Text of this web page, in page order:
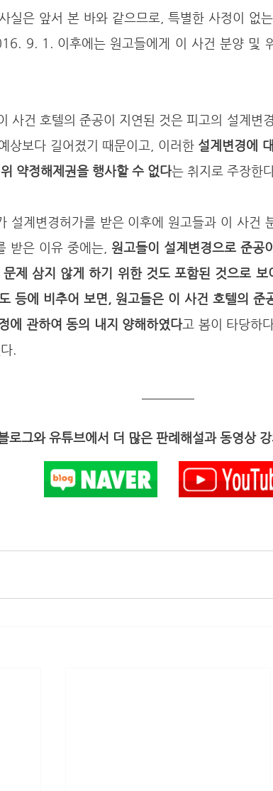
실은 앞서 본 바와 같으므로, 특별한 사정이 없
9. 1. 이후에는 원고들에게 이 사건 분양 및
상보다 길어졌기 때문이고, 이러한 설계변경에
약정해제권을 행사할 수 없다는 취지로 주장한
받은 이유 중에는, 원고들이 설계변경으로 준공
제 삼지 않게 하기 위한 것도 포함된 것으로
등에 비추어 보면, 원고들은 이 사건 호텔의 준
에 관하여 동의 내지 양해하였다고 봄이 타당하
.
로그와 유튜브에서 더 많은 판례해설과 동영상